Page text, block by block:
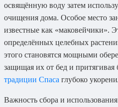
освящённую воду затем
очищения дома. Особое место
известные как «маковейчики».
определённых целебных
этого становятся мощными
защищая их от бед и притягивая
традиции Спаса глубоко
Важность сбора и